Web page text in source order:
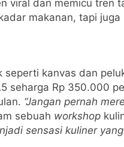
viral dan memicu tren
makanan, tapi
seperti kanvas dan
seharga Rp 350.000
“Jangan pernah
sebuah workshop
sensasi kuliner